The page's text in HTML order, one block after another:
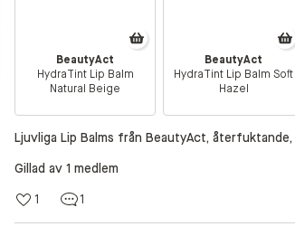
BeautyAct
HydraTint Lip Balm
Natural Beige
BeautyAct
HydraTint Lip Balm Soft
Hazel
Ljuvliga Lip Balms från BeautyAct,
Gillad av 1 medlem
1
1